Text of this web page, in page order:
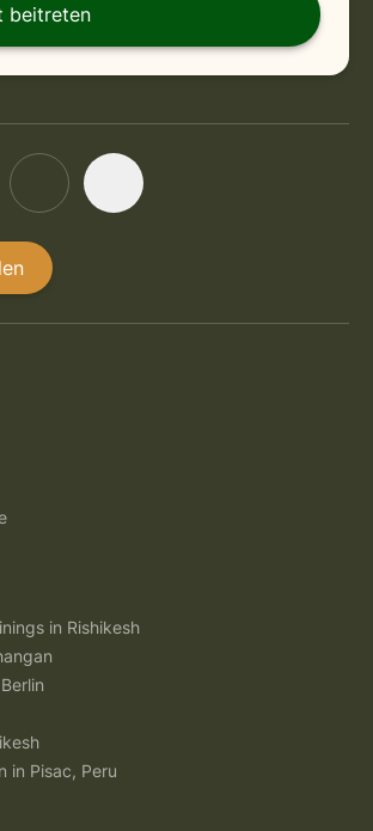
beitreten
in Rishikesh
in Pisac, Peru